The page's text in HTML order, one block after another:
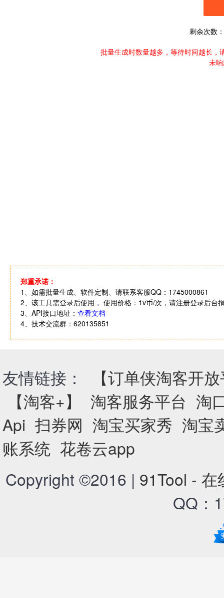
剩余次数：
批量生成时数量越多，等待时间越长，
未
郑重承诺：
1、如需批量生成、软件定制、请联系客服QQ：1745000861
2、该工具需登录后使用， 使用价格：1v币/次，请注册登录后台
3、API接口地址： 查看文档
4、技术交流群：620135851
友情链接：
【订单侠淘客开
【淘客+】
淘客服务平台 淘
Api 扫券网 淘宝买家秀 淘宝
账系统 花卷云app
Copyright ©2016 | 91Tool - 在
QQ：